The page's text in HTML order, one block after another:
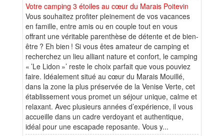
Votre camping 3 étoiles au cœur du Marais Poitevin
Vous souhaitez profiter pleinement de vos vacances
en famille, entre amis ou en couple tout en vous
offrant une véritable parenthèse de détente et de bien-
être ? Eh bien ! Si vous êtes amateur de camping et
recherchez un lieu alliant nature et confort, le camping
« ’Le Lidon »’ reste le choix parfait que vous pouviez
faire. Idéalement situé au cœur du Marais Mouillé,
dans la zone la plus préservée de la Venise Verte, cet
établissement vous promet un séjour unique, calme et
relaxant. Avec plusieurs années d’expérience, il vous
accueille dans un cadre verdoyant et authentique,
idéal pour une escapade reposante. Vous y...